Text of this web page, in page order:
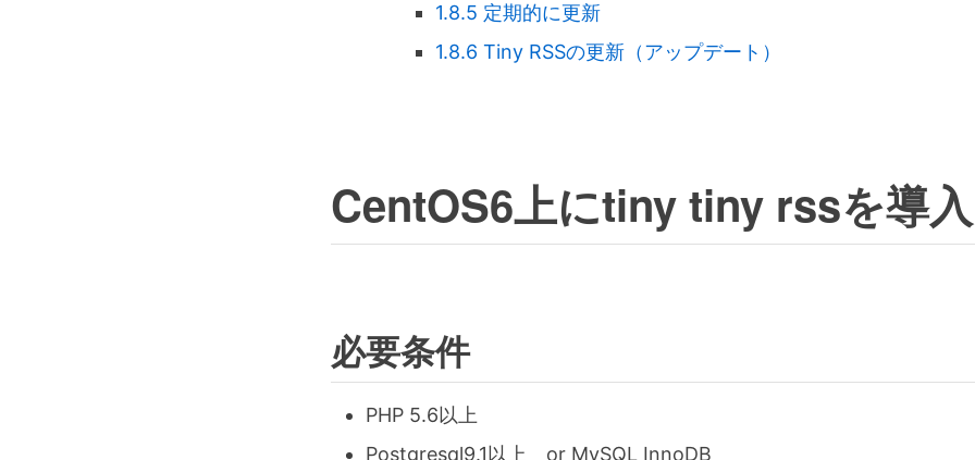
1.8.5 定期的に更新
1.8.6 Tiny RSSの更新（アップデート）
CentOS6上にtiny tiny rssを導入
必要条件
PHP 5.6以上
Postgresql9.1以上 or MySQL InnoDB